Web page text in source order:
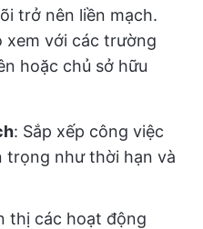
trở nên liền mạch.
xem với các trường
hoặc chủ sở hữu
: Sắp xếp công việc
trọng như thời hạn và
thị các hoạt động